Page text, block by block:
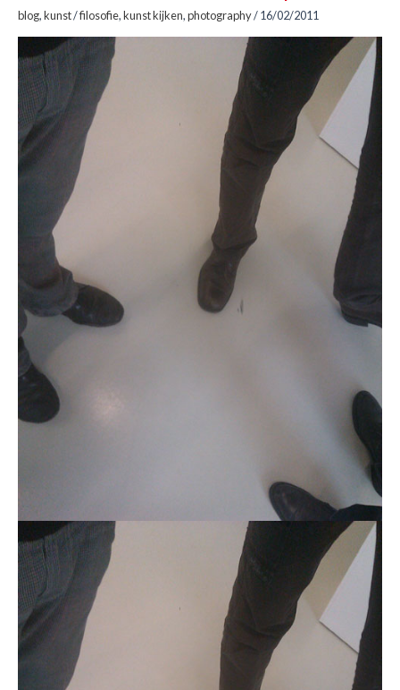
blog,kunst/filosofie,kunst kijken,photography/16/02/2011